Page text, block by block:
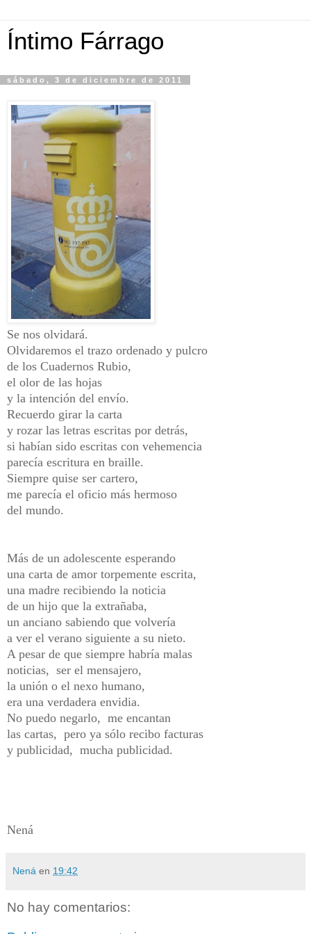
Íntimo Fárrago
sábado, 3 de diciembre de 2011
Se nos olvidará.
Olvidaremos el trazo ordenado y pulcro
de los Cuadernos Rubio,
el olor de las hojas
y la intención del envío.
Recuerdo girar la carta
y rozar las letras escritas por detrás,
si habían sido escritas con vehemencia
parecía escritura en braille.
Siempre quise ser cartero,
me parecía el oficio más hermoso
del mundo.
Más de un adolescente esperando
una carta de amor torpemente escrita,
una madre recibiendo la noticia
de un hijo que la extrañaba,
un anciano sabiendo que volvería
a ver el verano siguiente a su nieto.
A pesar de que siempre habría malas
noticias, ser el mensajero,
la unión o el nexo humano,
era una verdadera envidia.
No puedo negarlo, me encantan
las cartas, pero ya sólo recibo facturas
y publicidad, mucha publicidad.
Nená
Nená en 19:42
No hay comentarios: